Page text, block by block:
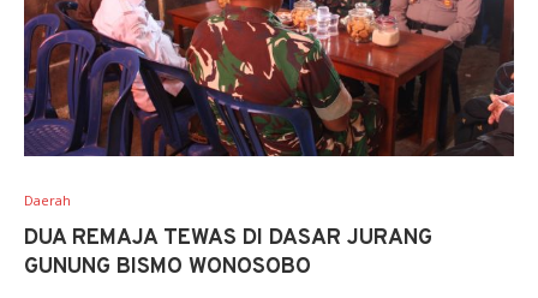
Daerah
DUA REMAJA TEWAS DI DASAR JURANG
GUNUNG BISMO WONOSOBO